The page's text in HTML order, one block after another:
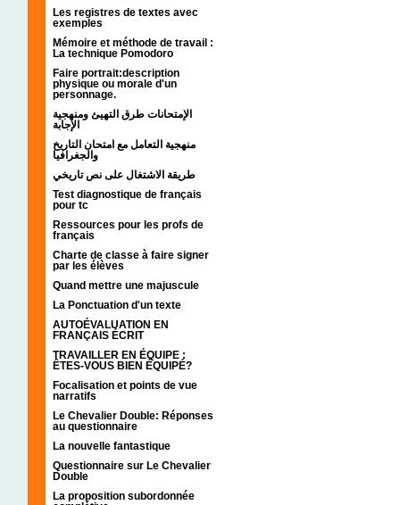
Les registres de textes avec
exemples
Mémoire et méthode de travail :
La technique Pomodoro
Faire portrait:description
physique ou morale d'un
personnage.
الإمتحانات طرق التهيئ ومنهجية
الإجابة
منهجية التعامل مع امتحان التاريخ
والجغرافيا
طريقة الاشتغال على نص تاريخي
Test diagnostique de français
pour tc
Ressources pour les profs de
français
Charte de classe à faire signer
par les élèves
Quand mettre une majuscule
La Ponctuation d'un texte
AUTOÉVALUATION EN
FRANÇAIS ÉCRIT
TRAVAILLER EN ÉQUIPE :
ÊTES-VOUS BIEN ÉQUIPÉ?
Focalisation et points de vue
narratifs
Le Chevalier Double: Réponses
au questionnaire
La nouvelle fantastique
Questionnaire sur Le Chevalier
Double
La proposition subordonnée